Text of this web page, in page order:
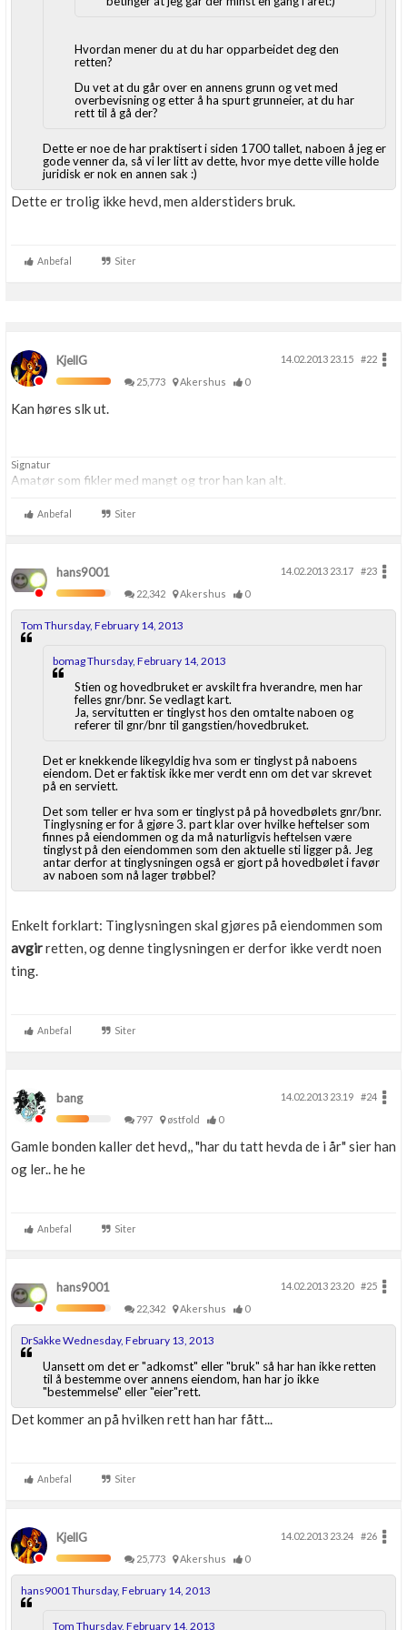
Hvordan mener du at du har opparbeidet deg den
retten?
Du vet at du går over en annens grunn og vet med
overbevisning og etter å ha spurt grunneier, at du har
rett til å gå der?
Dette er noe de har praktisert i siden 1700 tallet, naboen å jeg er
gode venner da, så vi ler litt av dette, hvor mye dette ville holde
juridisk er nok en annen sak :)
Dette er trolig ikke hevd, men alderstiders bruk.
Anbefal Siter
KjellG 14.02.2013 23.15
#22
25,773
Akershus 0
Kan høres slk ut.
Signatur
Amatør som fikler med mangt og tror han kan alt.
Anbefal Siter
hans9001 14.02.2013 23.17
#23
22,342
Akershus 0
Tom Thursday, February 14, 2013
bomag Thursday, February 14, 2013
Stien og hovedbruket er avskilt fra hverandre, men har
felles gnr/bnr. Se vedlagt kart.
Ja, servitutten er tinglyst hos den omtalte naboen og
referer til gnr/bnr til gangstien/hovedbruket.
Det er knekkende likegyldig hva som er tinglyst på naboens
eiendom. Det er faktisk ikke mer verdt enn om det var skrevet
på en serviett.
Det som teller er hva som er tinglyst på på hovedbølets gnr/bnr.
Tinglysning er for å gjøre 3. part klar over hvilke heftelser som
finnes på eiendommen og da må naturligvis heftelsen være
tinglyst på den eiendommen som den aktuelle sti ligger på. Jeg
antar derfor at tinglysningen også er gjort på hovedbølet i favør
av naboen som nå lager trøbbel?
Enkelt forklart: Tinglysningen skal gjøres på eiendommen som
avgirretten, og denne tinglysningen er derfor ikke verdt noen
ting.
Anbefal Siter
bang 14.02.2013 23.19
#24
797
østfold 0
Gamle bonden kaller det hevd,, "har du tatt hevda de i år" sier han
og ler.. he he
Anbefal Siter
hans9001 14.02.2013 23.20
#25
22,342
Akershus 0
DrSakke Wednesday, February 13, 2013
Uansett om det er "adkomst" eller "bruk" så har han ikke retten
til å bestemme over annens eiendom, han har jo ikke
"bestemmelse" eller "eier"rett.
Det kommer an på hvilken rett han har fått...
Anbefal Siter
KjellG 14.02.2013 23.24
#26
25,773
Akershus 0
hans9001 Thursday, February 14, 2013
Tom Thursday, February 14, 2013